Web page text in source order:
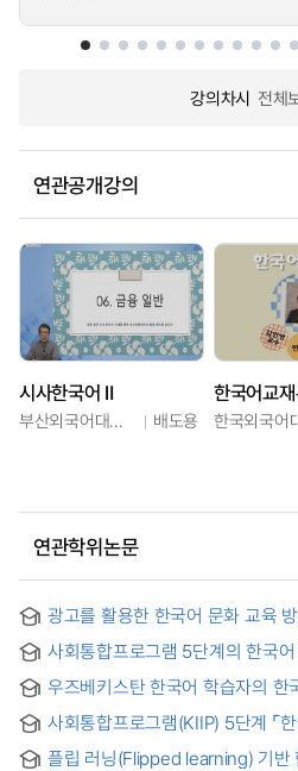
강의차시 전체
연관공개강의
시사한국어 Ⅱ
부산외국어대학교 배도용
한국어교
연관학위논문
광고를 활용한 한국어 문화 교육
5단계 학습자를 대상으로 =
using advertisement :
learner
사회통합프로그램 5단계의 한국
시민의식 함양을 중심으로- = A
Korean Debate Class Model in
KIIP(Korea Immigration &
on the cultivation of citizenship
우즈베키스탄 한국어 학습자의 한
관한 연구 : 요청 표현을 중심으
Indirect Expressions in Korean
Korean
사회통합프로그램(KIIP) 5단계 ⌜
참여자의 인식과 개선방안에 관한
플립 러닝(Flipped learning) 기반